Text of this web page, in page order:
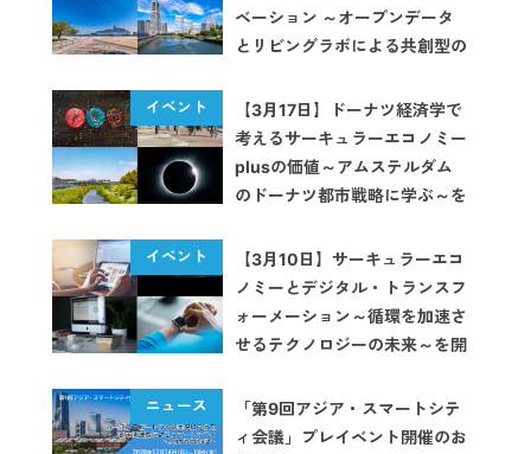
ベーション ～オープンデータ
とリビングラボによる共創型の
【3月17日】ドーナツ経済学で
考えるサーキュラーエコノミー
plusの価値～アムステルダム
のドーナツ都市戦略に学ぶ～を
【3月10日】サーキュラーエコ
ノミーとデジタル・トランスフ
ォーメーション～循環を加速さ
せるテクノロジーの未来～を開
「第9回アジア・スマートシテ
ィ会議」プレイベント開催のお